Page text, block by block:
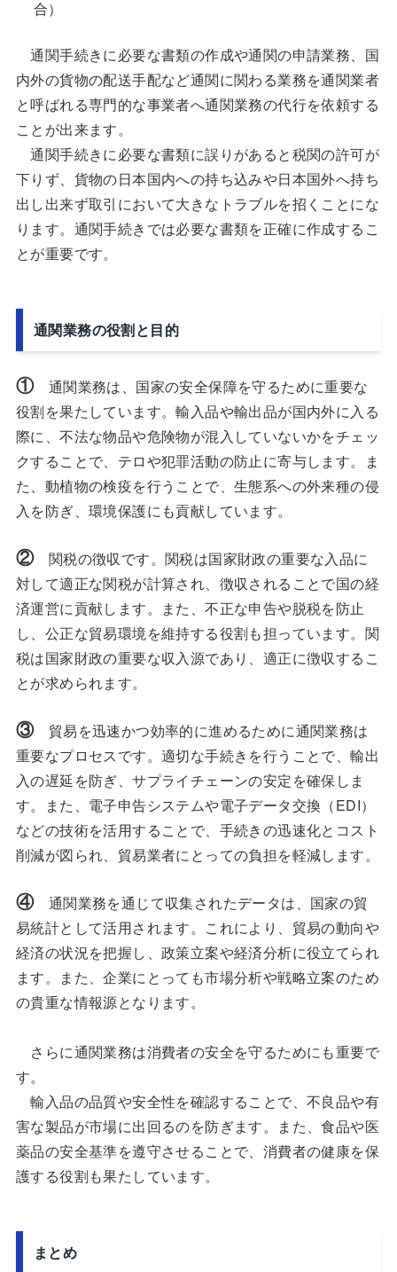
合）
通関手続きに必要な書類の作成や通関の申請業務、国
内外の貨物の配送手配など通関に関わる業務を通関業者
と呼ばれる専門的な事業者へ通関業務の代行を依頼する
ことが出来ます。
通関手続きに必要な書類に誤りがあると税関の許可が
下りず、貨物の日本国内への持ち込みや日本国外へ持ち
出し出来ず取引において大きなトラブルを招くことにな
ります。通関手続きでは必要な書類を正確に作成するこ
とが重要です。
通関業務の役割と目的
①通関業務は、国家の安全保障を守るために重要な
役割を果たしています。輸入品や輸出品が国内外に入る
際に、不法な物品や危険物が混入していないかをチェッ
クすることで、テロや犯罪活動の防止に寄与します。ま
た、動植物の検疫を行うことで、生態系への外来種の侵
入を防ぎ、環境保護にも貢献しています。
②関税の徴収です。関税は国家財政の重要な入品に
対して適正な関税が計算され、徴収されることで国の経
済運営に貢献します。また、不正な申告や脱税を防止
し、公正な貿易環境を維持する役割も担っています。関
税は国家財政の重要な収入源であり、適正に徴収するこ
とが求められます。
③貿易を迅速かつ効率的に進めるために通関業務は
重要なプロセスです。適切な手続きを行うことで、輸出
入の遅延を防ぎ、サプライチェーンの安定を確保しま
す。また、電子申告システムや電子データ交換（EDI）
などの技術を活用することで、手続きの迅速化とコスト
削減が図られ、貿易業者にとっての負担を軽減します。
④通関業務を通じて収集されたデータは、国家の貿
易統計として活用されます。これにより、貿易の動向や
経済の状況を把握し、政策立案や経済分析に役立てられ
ます。また、企業にとっても市場分析や戦略立案のため
の貴重な情報源となります。
さらに通関業務は消費者の安全を守るためにも重要で
す。
輸入品の品質や安全性を確認することで、不良品や有
害な製品が市場に出回るのを防ぎます。また、食品や医
薬品の安全基準を遵守させることで、消費者の健康を保
護する役割も果たしています。
まとめ